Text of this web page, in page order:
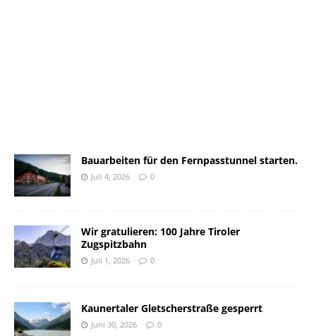
Bauarbeiten für den Fernpasstunnel starten.
Juli 4, 2026 0
Wir gratulieren: 100 Jahre Tiroler
Zugspitzbahn
Juli 1, 2026 0
Kaunertaler Gletscherstraße gesperrt
Juni 30, 2026 0